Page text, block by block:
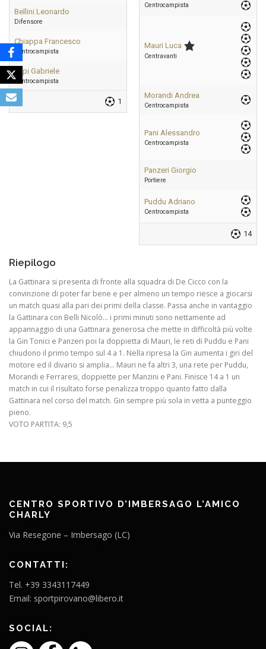
Bellini Leonardo
Difensore
Chiappa Francesco
Centrocampista
Lupi Gabriele
Centrocampista
1
Centrocampista
Mauri Luca
Centravanti
Morandi Andrea
Centrocampista
Pani Alessandro
Centrocampista
Panzeri Giorgio
Portiere
Puddu Adriano
Centrocampista
14
Riepilogo
La Gattinara si presenta di fronte alla squadra di De Cicco con la
convinzione di poter far bene e per almeno un tempo riesce a giocarsi
un match quasi alla pari dei primi della classe. Passa anche in vantaggio
la Gattinara con Belli Nicolò… i primi minuti sono nettamente ad
appannaggio di una Gattinara generosa che mette in difficoltà più volte
la Gin Tonici e Panzeri poi la doppietta di Mauri, le reti di Puddu e Pani
chiudono il primo tempo sul 4 a 1. Nella ripresa la Gin aumenta i giri del
motore ed il divario si amplia… Mauri ne fa altri 3, una rete per Puddu,
Morandi e Ferraresi, doppiette per Manzini e Pani. Finisce 14 a 1 un
match in cui il risultato forse penalizza troppo quanto fatto dalla
Gattinara nel corso del match. Gin sempre più sola in vetta a punteggio
pieno.
VOTO PARTITA: 9,5
CENTRO SPORTIVO D’IMBERSAGO L’AMICO
CHARLY
Via Resegone – Imbersago (LC)
CONTATTI:
Tel. +39 3343117449
Email: sportpirovano@libero.it
SOCIAL: